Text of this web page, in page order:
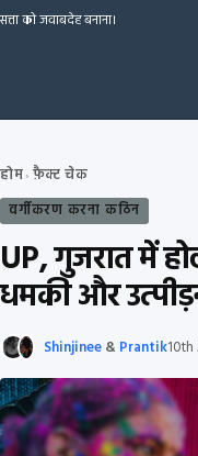
Skip to content
सत्ता को जवाबदेह बनाना।
होम› फ़ैक्ट चेक
वर्गीकरण करना कठिन
UP, गुजरात में
धमकी और
Shinjinee& Prantik